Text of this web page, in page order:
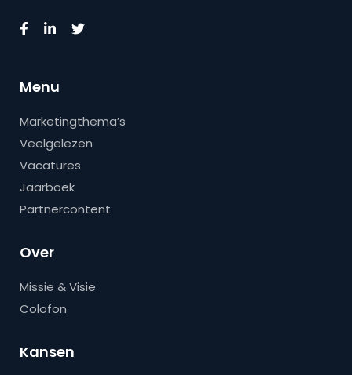
Menu
Marketingthema’s
Veelgelezen
Vacatures
Jaarboek
Partnercontent
Over
Missie & Visie
Colofon
Kansen